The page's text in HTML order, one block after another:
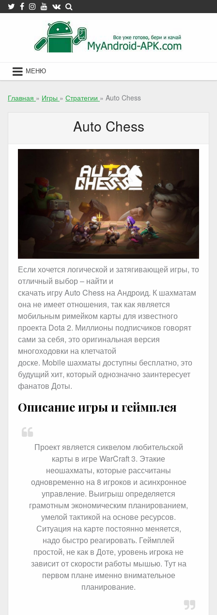
Skip
to
МЕНЮ
Главная » Игры » Стратегии » Auto Chess
Auto Chess
Если хочется логической и затягивающей игры, то
отличный выбор – найти и
скачать игру Auto Chess на Андроид. К шахматам
она не имеет отношения, так как является
мобильным римейком карты для известного
проекта Dota 2. Миллионы подписчиков говорят
сами за себя, это оригинальная версия
многоходовки на клетчатой
доске. Mobile шахматы доступны бесплатно, это
будущий хит, который однозначно заинтересует
фанатов Доты.
Описание игры и геймплея
Проект является сиквелом любительской
карты в игре WarCraft 3. Этакие
неошахматы, которые рассчитаны
одновременно на 8 игроков и асинхронное
управление. Выигрыш определяется
грамотным экономическим планированием,
умелой тактикой на основе ресурсов.
Ситуация на карте постоянно меняется,
надо быстро реагировать. Геймплей
простой, не как в Доте, уровень игрока не
зависит от скорости работы мышью. Тут на
первом плане именно внимательное
планирование.